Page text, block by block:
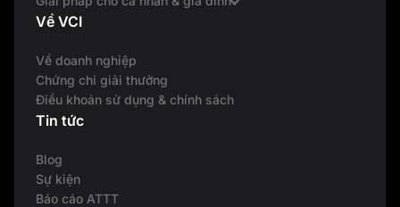
Về VCI
Về doanh nghiệp
Chứng chỉ giải thưởng
Điều khoản sử dụng & chính sách
Tin tức
Blog
Sự kiện
Báo cáo ATTT